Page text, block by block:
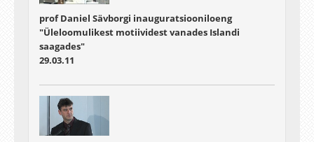
prof Daniel Sävborgi inauguratsiooniloeng
"Üleloomulikest motiividest vanades Islandi
saagades"
29.03.11